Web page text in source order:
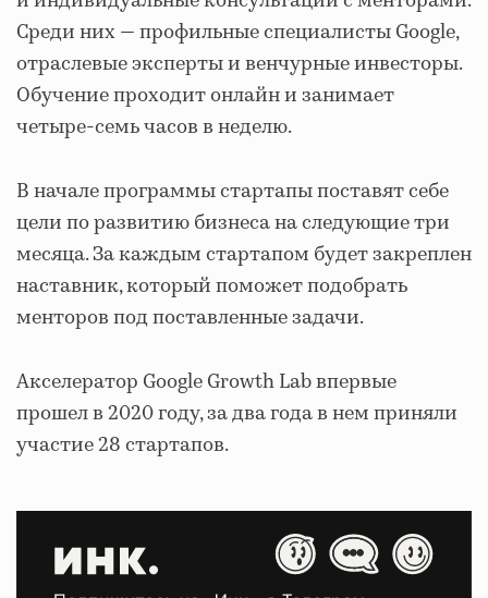
Среди них — профильные специалисты Google,
отраслевые эксперты и венчурные инвесторы.
Обучение проходит онлайн и занимает
четыре-семь часов в неделю.
В начале программы стартапы поставят себе
цели по развитию бизнеса на следующие три
месяца. За каждым стартапом будет закреплен
наставник, который поможет подобрать
менторов под поставленные задачи.
Акселератор Google Growth Lab впервые
прошел в 2020 году, за два года в нем приняли
участие 28 стартапов.